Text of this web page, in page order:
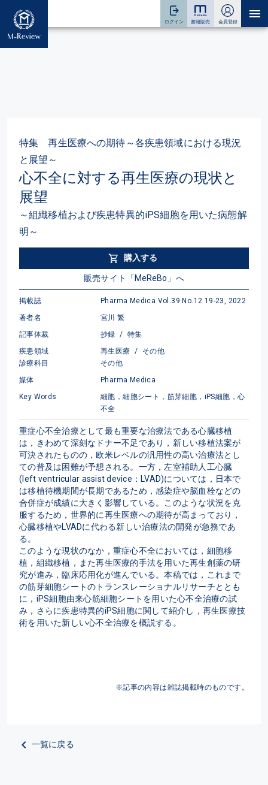
特集 再生医療への期待～各疾患領域における現況
と展望～
心不全に対する再生医療の現状と
展望
～組織移植および疾患特異的iPS細胞を用いた病態解
明～
購入する
販売サイト「MeReBo」へ
掲載誌
Pharma Medica Vol.39 No.12 19-23, 2022
著者名
宮川 繁
記事体裁
抄録 / 特集
疾患領域
再生医療 /
その他
診療科目
その他
媒体
Pharma Medica
Key Words
細胞，細胞シート，筋芽細胞，iPS細胞，心
不全
重症心不全治療として最も重要な治療法である心臓移植
は，きわめて深刻なドナー不足であり，新しい移植法案が
可決されたものの，欧米レベルの汎用性の高い治療法とし
ての普及は困難が予想される。一方，左室補助人工心臓
(left ventricular assist device：LVAD)については，日本で
は移植待機期間が長期であるため，感染症や脳血栓などの
合併症が成績に大きく影響している。このような状況を克
服するため，世界的に再生医療への期待が高まっており，
心臓移植やLVADに代わる新しい治療法の開発が急務であ
る。
このような現状のなか，重症心不全においては，細胞移
植，組織移植，また再生医療的手法を用いた再生創薬の研
究が進み，臨床応用化が進んでいる。本稿では，これまで
の筋芽細胞シートのトランスレーショナルリサーチととも
に，iPS細胞由来心筋細胞シートを用いた心不全治療の試
み，さらに疾患特異的iPS細胞に関して紹介し，再生医療技
術を用いた新しい心不全治療を概説する。
※記事の内容は雑誌掲載時のものです。
一覧に戻る